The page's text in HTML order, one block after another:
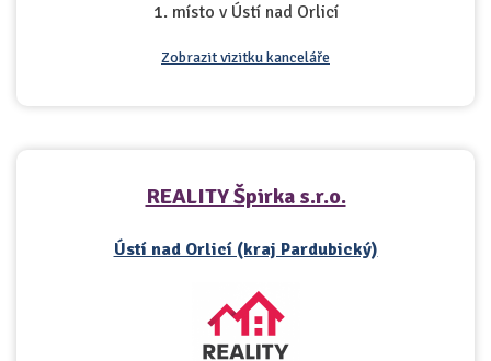
1. místo v Ústí nad Orlicí
Zobrazit vizitku kanceláře
REALITY Špirka s.r.o.
Ústí nad Orlicí (kraj Pardubický)